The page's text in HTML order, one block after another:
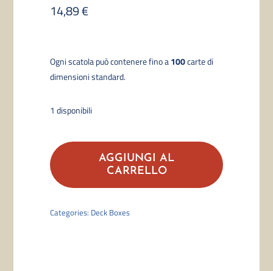
14,89€
Ogni scatola può contenere fino a100carte di
dimensioni standard.
1 disponibili
Guard
–
Druidic
AGGIUNGI AL
CARRELLO
Categories: Deck Boxes